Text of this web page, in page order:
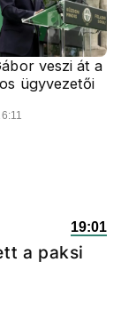
veszi át a
ügyvezetői
19:01
a paksi